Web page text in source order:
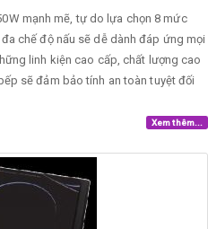
mạnh mẽ, tự do lựa chọn 8 mức
chế độ nấu sẽ dễ dành đáp ứng mọi
linh kiện cao cấp, chất lượng cao
sẽ đảm bảo tính an toàn tuyệt đối
Xem thêm...